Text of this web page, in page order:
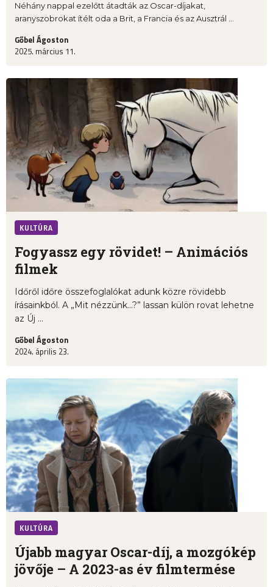
Néhány nappal ezelőtt átadták az Oscar-díjakat,
aranyszobrokat ítélt oda a Brit, a Francia és az Ausztrál ...
Gőbel Ágoston
2025. március 11.
KULTÚRA
Fogyassz egy rövidet! – Animációs
filmek
Időről időre összefoglalókat adunk közre rövidebb
írásainkból. A „Mit nézzünk...?” lassan külön rovat lehetne
az Új ...
Gőbel Ágoston
2024. április 23.
KULTÚRA
Újabb magyar Oscar-díj, a mozgókép
jövője – A 2023-as év filmtermése